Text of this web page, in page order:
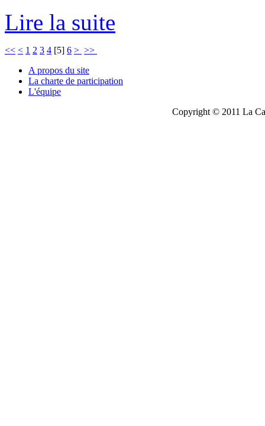
Lire la suite
<< < 1 2 3 4 [5] 6 > >>
A propos du site
La charte de participation
L'équipe
Copyright © 2011 La